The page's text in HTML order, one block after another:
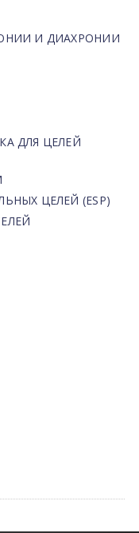
И ДИАХРОНИИ
ДЛЯ ЦЕЛЕЙ
ЦЕЛЕЙ (ESP)